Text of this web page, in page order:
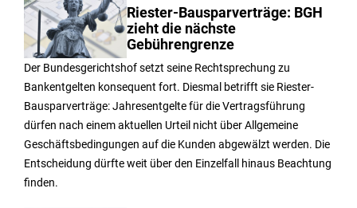
Riester-Bausparverträge: BGH
zieht die nächste
Gebührengrenze
Der Bundesgerichtshof setzt seine Rechtsprechung zu
Bankentgelten konsequent fort. Diesmal betrifft sie Riester-
Bausparverträge: Jahresentgelte für die Vertragsführung
dürfen nach einem aktuellen Urteil nicht über Allgemeine
Geschäftsbedingungen auf die Kunden abgewälzt werden. Die
Entscheidung dürfte weit über den Einzelfall hinaus Beachtung
finden.